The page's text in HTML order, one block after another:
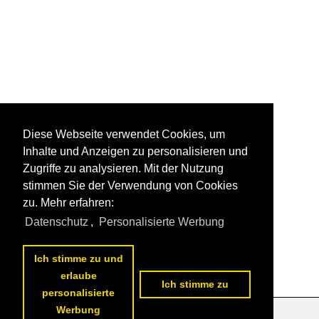
Diese Webseite verwendet Cookies, um
Inhalte und Anzeigen zu personalisieren und
Zugriffe zu analysieren. Mit der Nutzung
stimmen Sie der Verwendung von Cookies
zu. Mehr erfahren:
Datenschutz , Personalisierte Werbung
Ich stimme zu und
erlaube
personalisierte
Werbung
Ich stimme zu